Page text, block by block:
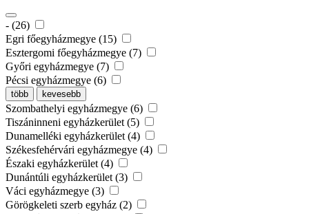
- (26)
Egri főegyházmegye (15)
Esztergomi főegyházmegye (7)
Győri egyházmegye (7)
Pécsi egyházmegye (6)
több kevesebb
Szombathelyi egyházmegye (6)
Tiszáninneni egyházkerület (5)
Dunamelléki egyházkerület (4)
Székesfehérvári egyházmegye (4)
Északi egyházkerület (4)
Dunántúli egyházkerület (3)
Váci egyházmegye (3)
Görögkeleti szerb egyház (2)